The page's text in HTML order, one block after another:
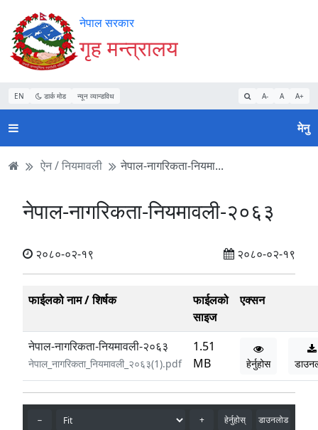
Accessibility
Mode
सुरु
गर्नुहोस्
सामाग्री
पढ्नुहाेस्
नेभिगेसन
पढ्नुहाेस्
वेबसाइट
खोजमा
जानुहोस्
नेपाल सरकार
गृह मन्त्रालय
EN डार्क मोड न्यून व्यान्डविथ A- A A+
मेनु
ऐन / नियमावली नेपाल-नागरिकता-नियमा...
नेपाल-नागरिकता-नियमावली-२०६३
२०८०-०२-१९ २०८०-०२-१९
फाईलको नाम / शिर्षक
फाईलको
साइज
एक्सन
नेपाल-नागरिकता-नियमावली-२०६३
नेपाल_नागरिकता_नियमावली_२०६३(1).pdf
1.51
MB
हेर्नुहोस